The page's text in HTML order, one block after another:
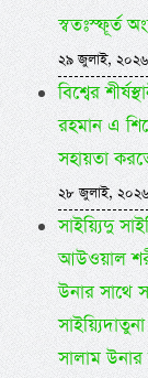
স্বতঃস্ফূর্ত
২৯ জুলাই,
বিশ্বের
রহমান এ
সহায়তা
২৮ জুলাই,
সাইয়্যিদু
আউওয়াল
উনার সাথে
সালাম উনার